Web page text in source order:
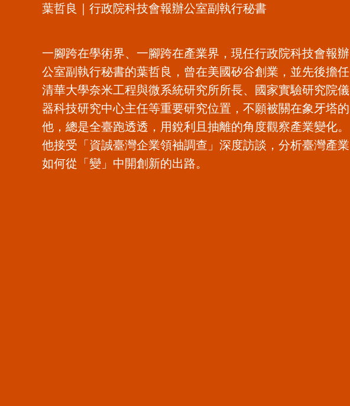
葉哲良｜行政院科技會報辦公室副執行秘書
一腳跨在學術界、一腳跨在產業界，現任行政院科技會報辦
公室副執行秘書的葉哲良，曾在美國矽谷創業，並先後擔任
清華大學奈米工程與微系統研究所所長、國家實驗研究院儀
器科技研究中心主任等重要研究位置，不願被關在象牙塔的
他，總是全臺跑透透，用銳利且抽離的角度觀察產業變化。
他接受「資誠臺灣企業領袖調查」深度訪談，分析臺灣產業
如何從「變」中開創新的出路。